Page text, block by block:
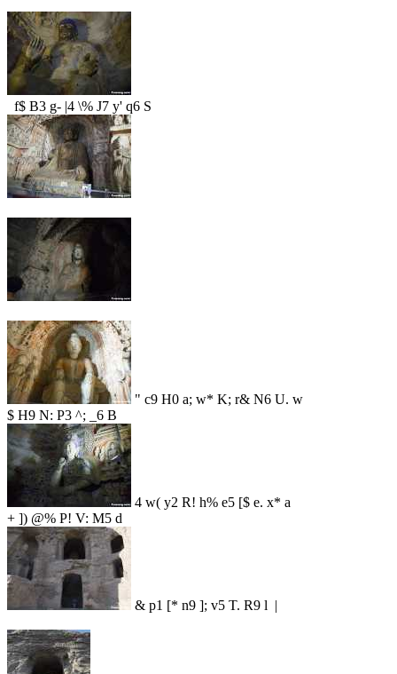
f$ B3 g- |4 \% J7 y' q6 S
" c9 H0 a; w* K; r& N6 U. w
$ H9 N: P3 ^; _6 B
4 w( y2 R! h% e5 [$ e. x* a
+ ]) @% P! V: M5 d
& p1 [* n9 ]; v5 T. R9 l |